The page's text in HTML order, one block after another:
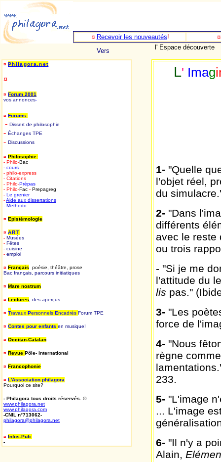
¤ Recevoir les nouveautés!
Vers
l' Espace découverte
¤ Philagora.net
¤
¤ Forum 2001
vos annonces-
¤ Forums:
- Dissert de philosophie
- Échanges TPE
- Discussions
¤ Philosophie:
- Philo-Bac
- cours
- philo-express
- Citations
- Philo-Prépas
- Philo-Fac - Prepagreg
- Le grenier
-Aide aux dissertations
- Methodo
¤ Epistémologie
¤ ART
- Musées
- Fêtes
- cuisine
- emploi
¤ Français
poésie, théâtre, prose
Bac français, parcours initiatiques
¤ Mare nostrum
¤ Lectures , des aperçus
¤ Travaux Personnels Encadrés Forum TPE
¤ Contes pour enfants en musique!
¤ Occitan-Catalan
¤ Revue Pôle- international
¤ Francophonie
¤ L'Association philagora
Pourquoi ce site?
- Philagora tous droits réservés. ©
www.philagora.net
www.philagora.com
-CNIL n°713062-
philagora@philagora.net
¤ Infos-Pub-
-
L' Imag
1-"Quelle
l'objet réel,
du
2- "Dans
différents
avec le reste
ou trois
- "Si je me
l'attitude du
lis pas."
3-"Les
force de
4-"Nous
règne
233.
5-"L'image
... L'image
6-"Il n'y a
Alain,